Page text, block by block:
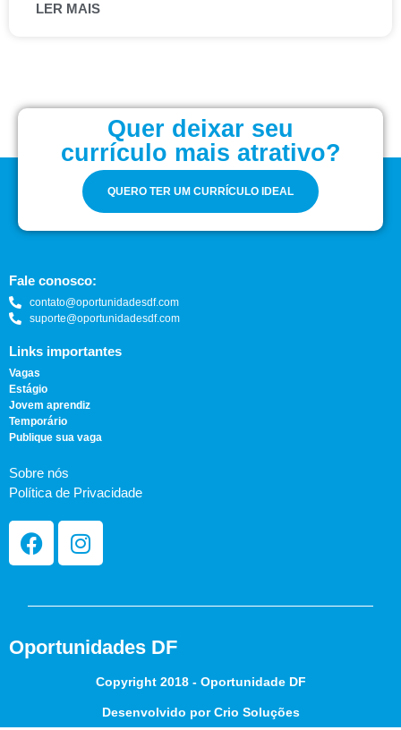
LER MAIS
Quer deixar seu
currículo mais atrativo?
QUERO TER UM CURRÍCULO IDEAL
Fale conosco:
contato@oportunidadesdf.com
suporte@oportunidadesdf.com
Links importantes
Vagas
Estágio
Jovem aprendiz
Temporário
Publique sua vaga
Sobre nós
Política de Privacidade
Oportunidades DF
Copyright 2018 - Oportunidade DF
Desenvolvido por Crio Soluções